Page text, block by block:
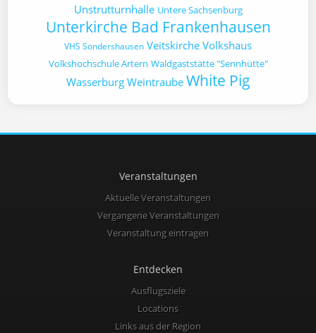
Unstrutturnhalle Untere Sachsenburg
Unterkirche Bad Frankenhausen
VHS Sondershausen Veitskirche Volkshaus
Volkshochschule Artern Waldgaststätte "Sennhütte"
Wasserburg Weintraube White Pig
Veranstaltungen
Aktuelle Veranstaltungen
Vergangene Veranstaltungen
Veranstaltung eintragen
Entdecken
Ausflugsziele
Locations
Links aus der Region